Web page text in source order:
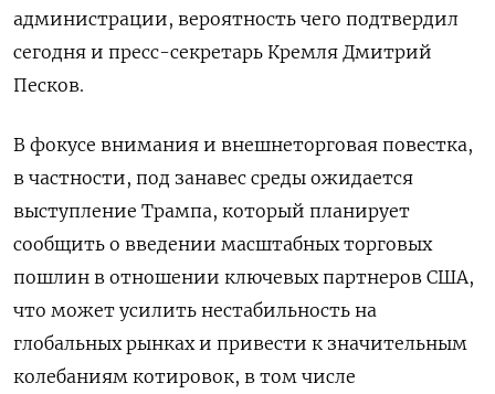
администрации, вероятность чего подтвердил
сегодня и пресс-секретарь Кремля Дмитрий
Песков.
В фокусе внимания и внешнеторговая повестка,
в частности, под занавес среды ожидается
выступление Трампа, который планирует
сообщить о введении масштабных торговых
пошлин в отношении ключевых партнеров США,
что может усилить нестабильность на
глобальных рынках и привести к значительным
колебаниям котировок, в том числе